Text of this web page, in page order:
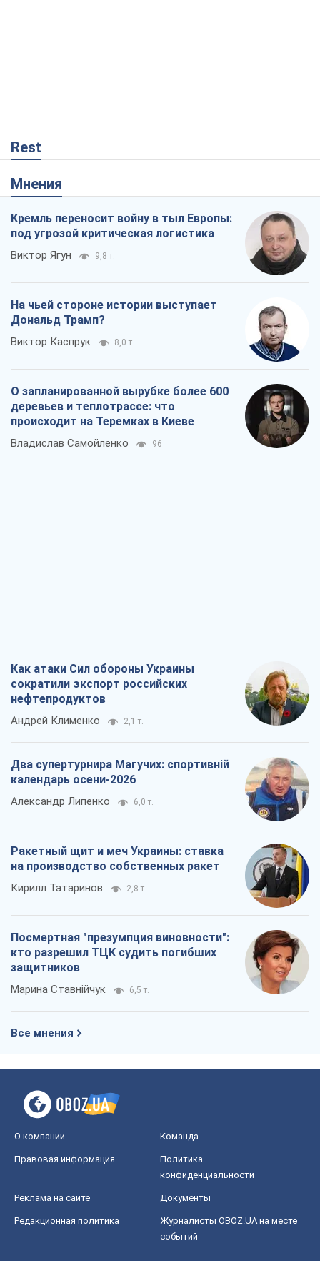
Rest
Мнения
Кремль переносит войну в тыл Европы:
под угрозой критическая логистика
Виктор Ягун 9,8 т.
На чьей стороне истории выступает
Дональд Трамп?
Виктор Каспрук 8,0 т.
О запланированной вырубке более 600
деревьев и теплотрассе: что
происходит на Теремках в Киеве
Владислав Самойленко 96
Как атаки Сил обороны Украины
сократили экспорт российских
нефтепродуктов
Андрей Клименко 2,1 т.
Два супертурнира Магучих: спортивній
календарь осени-2026
Александр Липенко 6,0 т.
Ракетный щит и меч Украины: ставка
на производство собственных ракет
Кирилл Татаринов 2,8 т.
Посмертная "презумпция виновности":
кто разрешил ТЦК судить погибших
защитников
Марина Ставнійчук 6,5 т.
Все мнения
О компании Команда
Правовая информация
Политика
конфиденциальности
Реклама на сайте Документы
Редакционная политика
Журналисты OBOZ.UA на месте
событий